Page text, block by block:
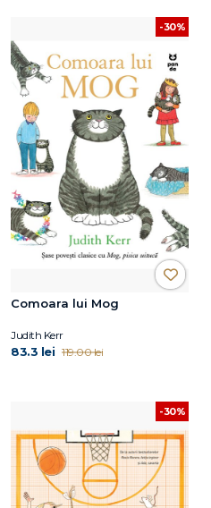
-30%
Comoara lui Mog
Judith Kerr
83.3 lei 119.00 lei
-30%